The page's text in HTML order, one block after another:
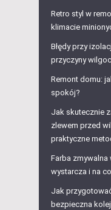
Retro styl w
klimacie
Błędy przy
przyczyny
Remont domu:
spokój?
Jak skutecznie
zlewem przed
praktyczne
Farba
wystarcza i na
Jak
bezpieczna